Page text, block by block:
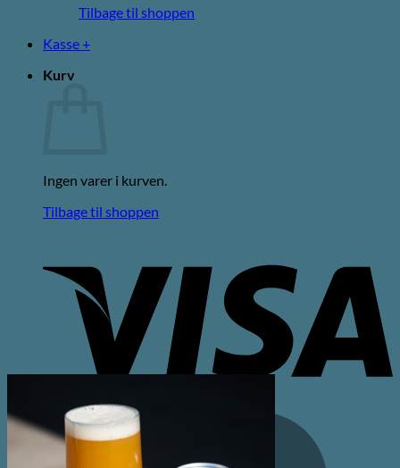
Tilbage til shoppen
Kasse +
Kurv
Ingen varer i kurven.
Tilbage til shoppen